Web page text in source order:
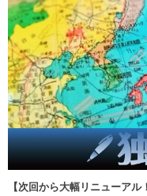
【次回から大幅リニューア